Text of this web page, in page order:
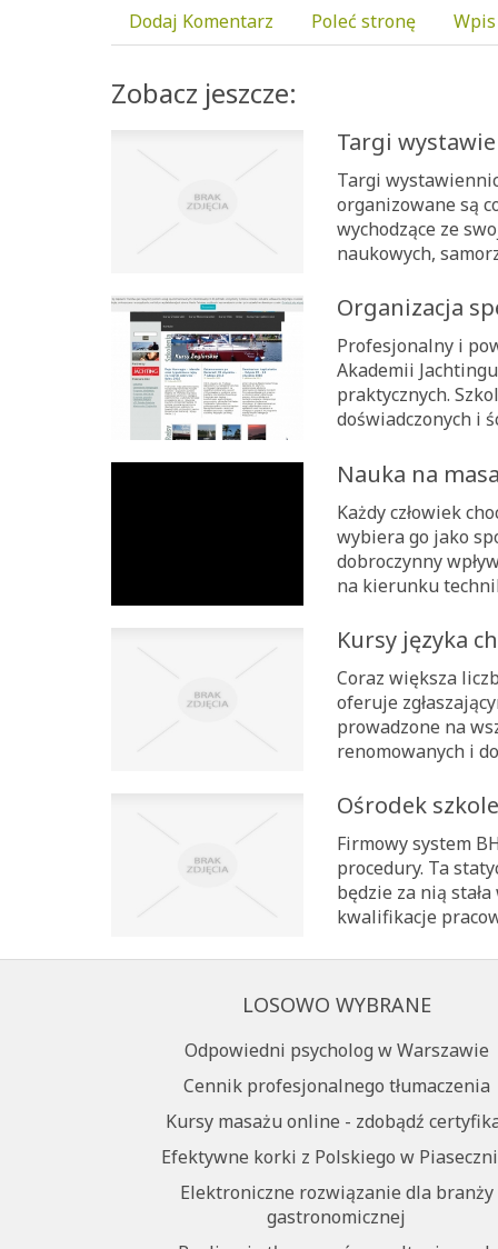
Dodaj Komentarz Poleć stronę
Zobacz jeszcze:
Targi
Targi
organizowane są
wychodzące ze
naukowych,
Organizacja
Profesjonalny i
Akademii
praktycznych.
doświadczonych i
Nauka na
Każdy człowiek
wybiera go jako
dobroczynny
na kierunku
Kursy języka
Coraz większa
oferuje
prowadzone na
renomowanych i
Ośrodek
Firmowy system
procedury. Ta
będzie za nią
kwalifikacje
LOSOWO WYBRANE
Odpowiedni psycholog w Warszawie
Cennik profesjonalnego tłumaczenia
Kursy masażu online - zdobądź
Efektywne korki z Polskiego w
Elektroniczne rozwiązanie dla branży
gastronomicznej